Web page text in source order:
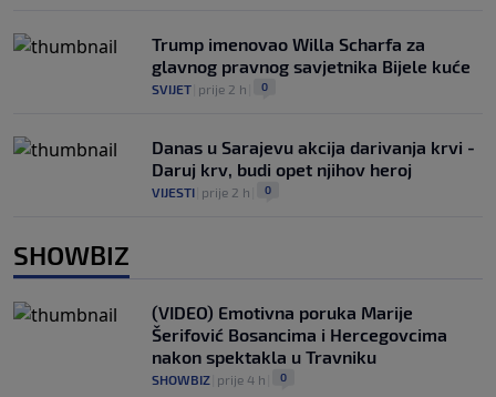
Trump imenovao Willa Scharfa za
glavnog pravnog savjetnika Bijele kuće
SVIJET prije 2 h 0
Danas u Sarajevu akcija darivanja krvi -
Daruj krv, budi opet njihov heroj
VIJESTI prije 2 h 0
SHOWBIZ
(VIDEO) Emotivna poruka Marije
Šerifović Bosancima i Hercegovcima
nakon spektakla u Travniku
SHOWBIZ prije 4 h 0